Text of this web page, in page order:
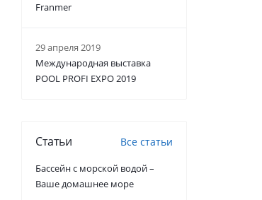
Franmer
29 апреля 2019
Международная выставка
POOL PROFI EXPO 2019
Статьи Все статьи
Бассейн с морской водой –
Ваше домашнее море